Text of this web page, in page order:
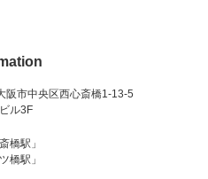
阪市中央区西心斎橋1-13-5
ル3F
橋駅」
橋駅」